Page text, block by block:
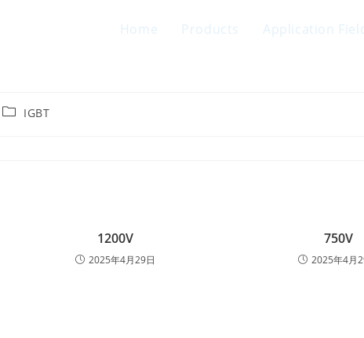
Home Products Application
IGBT
1200V
2025年4月29日
750V
2025年4月